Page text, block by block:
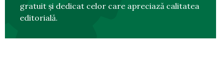
gratuit și dedicat celor care apreciază calitatea
editorială.